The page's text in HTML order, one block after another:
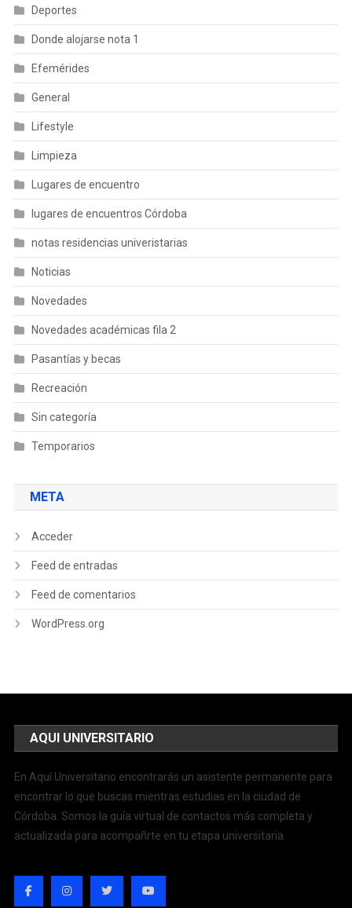
Deportes
Donde alojarse nota 1
Efemérides
General
Lifestyle
Limpieza
Lugares de encuentro
lugares de encuentros Córdoba
notas residencias univeristarias
Noticias
Novedades
Novedades académicas fila 2
Pasantías y becas
Recreación
Sin categoría
Temporarios
META
Acceder
Feed de entradas
Feed de comentarios
WordPress.org
AQUI UNIVERSITARIO
En Aquí Universitario encontrarás un asistente permanente para
encontrar lo que buscas mientras estudias en la ciudad de
Córdoba. Somos la guía virtual de contactos más completa y
actualizada para acompañrte en tu etapa universitaria.